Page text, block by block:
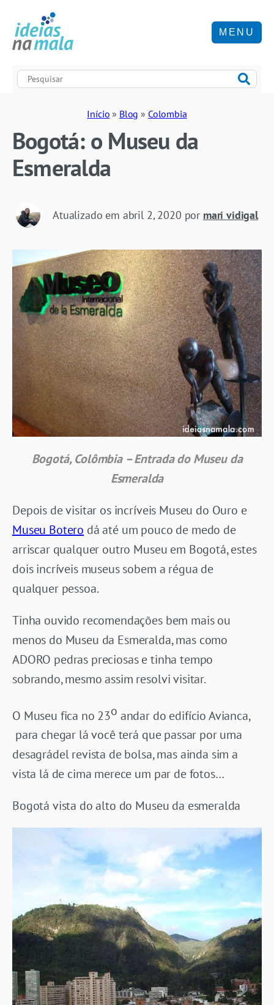
MENU
Início » Blog » Colombia
Bogotá: o Museu da
Esmeralda
Atualizado em abril 2, 2020 por mari vidigal
Bogotá, Colômbia – Entrada do Museu da
Esmeralda
Depois de visitar os incríveis Museu do Ouro e
Museu Botero dá até um pouco de medo de
arriscar qualquer outro Museu em Bogotá, estes
dois incríveis museus sobem a régua de
qualquer pessoa.
Tinha ouvido recomendações bem mais ou
menos do Museu da Esmeralda, mas como
ADORO pedras preciosas e tinha tempo
sobrando, mesmo assim resolvi visitar.
O Museu fica no 23o andar do edifício Avianca,
para chegar lá você terá que passar por uma
desagrádel revista de bolsa, mas ainda sim a
vista lá de cima merece um par de fotos…
Bogotá vista do alto do Museu da esmeralda